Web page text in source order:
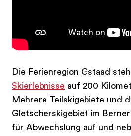
Die Ferienregion Gstaad
Skierlebnisse auf 200
Mehrere Teilskigebiete und
Gletscherskigebiet im
für Abwechslung auf und